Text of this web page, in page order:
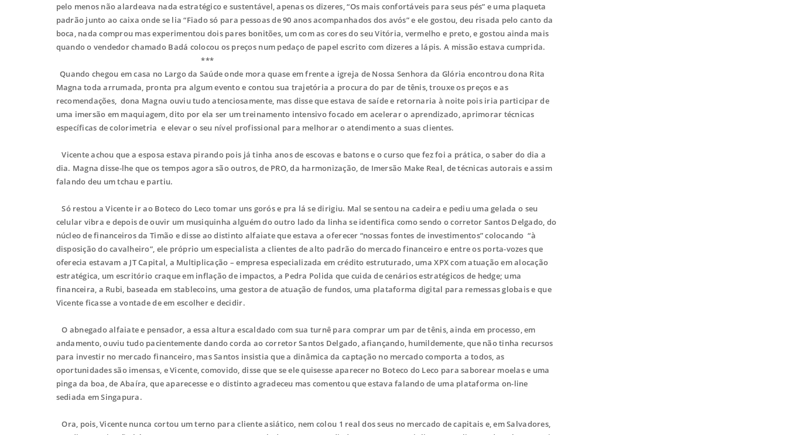
pelo menos não alardeava nada estratégico e sustentável, apenas os dizeres, “Os mais confortáveis para seus pés” e uma plaqueta
padrão junto ao caixa onde se lia “Fiado só para pessoas de 90 anos acompanhados dos avós” e ele gostou, deu risada pelo canto da
boca, nada comprou mas experimentou dois pares bonitões, um com as cores do seu Vitória, vermelho e preto, e gostou ainda mais
quando o vendedor chamado Badá colocou os preços num pedaço de papel escrito com dizeres a lápis. A missão estava cumprida.
***
Quando chegou em casa no Largo da Saúde onde mora quase em frente a igreja de Nossa Senhora da Glória encontrou dona Rita
Magna toda arrumada, pronta pra algum evento e contou sua trajetória a procura do par de tênis, trouxe os preços e as
recomendações, dona Magna ouviu tudo atenciosamente, mas disse que estava de saíde e retornaria à noite pois iria participar de
uma imersão em maquiagem, dito por ela ser um treinamento intensivo focado em acelerar o aprendizado, aprimorar técnicas
específicas de colorimetria e elevar o seu nível profissional para melhorar o atendimento a suas clientes.
Vicente achou que a esposa estava pirando pois já tinha anos de escovas e batons e o curso que fez foi a prática, o saber do dia a
dia. Magna disse-lhe que os tempos agora são outros, de PRO, da harmonização, de Imersão Make Real, de técnicas autorais e assim
falando deu um tchau e partiu.
Só restou a Vicente ir ao Boteco do Leco tomar uns gorós e pra lá se dirigiu. Mal se sentou na cadeira e pediu uma gelada o seu
celular vibra e depois de ouvir um musiquinha alguém do outro lado da linha se identifica como sendo o corretor Santos Delgado, do
núcleo de financeiros da Timão e disse ao distinto alfaiate que estava a oferecer “nossas fontes de investimentos” colocando “à
disposição do cavalheiro”, ele próprio um especialista a clientes de alto padrão do mercado financeiro e entre os porta-vozes que
oferecia estavam a JT Capital, a Multiplicação – empresa especializada em crédito estruturado, uma XPX com atuação em alocação
estratégica, um escritório craque em inflação de impactos, a Pedra Polida que cuida de cenários estratégicos de hedge; uma
financeira, a Rubi, baseada em stablecoins, uma gestora de atuação de fundos, uma plataforma digital para remessas globais e que
Vicente ficasse a vontade de em escolher e decidir.
O abnegado alfaiate e pensador, a essa altura escaldado com sua turnê para comprar um par de tênis, ainda em processo, em
andamento, ouviu tudo pacientemente dando corda ao corretor Santos Delgado, afiançando, humildemente, que não tinha recursos
para investir no mercado financeiro, mas Santos insistia que a dinâmica da captação no mercado comporta a todos, as
oportunidades são imensas, e Vicente, comovido, disse que se ele quisesse aparecer no Boteco do Leco para saborear moelas e uma
pinga da boa, de Abaíra, que aparecesse e o distinto agradeceu mas comentou que estava falando de uma plataforma on-line
sediada em Singapura.
Ora, pois, Vicente nunca cortou um terno para cliente asiático, nem colou 1 real dos seus no mercado de capitais e, em Salvadores,